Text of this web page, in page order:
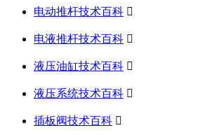
电动推杆技术百科 
电液推杆技术百科 
液压油缸技术百科 
液压系统技术百科 
插板阀技术百科 